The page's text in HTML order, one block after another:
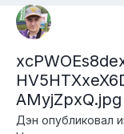
AMyjZpxQ.jpg
Дэн опубликовал